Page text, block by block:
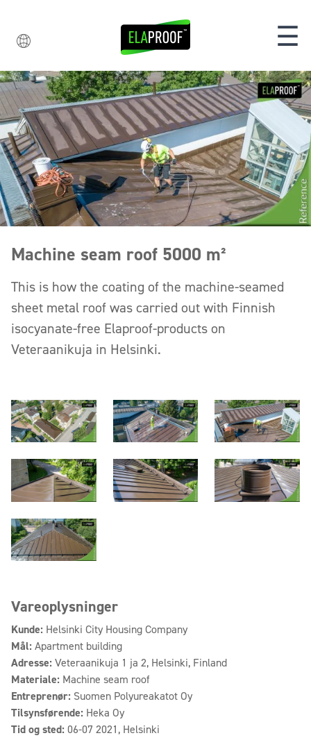
☰
Machine seam roof 5000 m²
This is how the coating of the machine-seamed
sheet metal roof was carried out with Finnish
isocyanate-free Elaproof-products on
Veteraanikuja in Helsinki.
Vareoplysninger
Kunde: Helsinki City Housing Company
Mål: Apartment building
Adresse: Veteraanikuja 1 ja 2, Helsinki, Finland
Materiale: Machine seam roof
Entreprenør: Suomen Polyureakatot Oy
Tilsynsførende: Heka Oy
Tid og sted: 06-07 2021, Helsinki